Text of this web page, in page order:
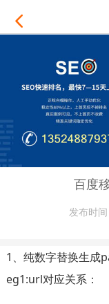

百度
发布时
1、纯数字替换生成
eg1:url对应关系：